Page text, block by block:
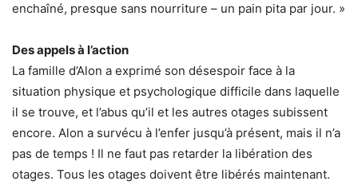
enchaîné, presque sans nourriture – un pain pita par jour. »
Des appels à l’action
La famille d’Alon a exprimé son désespoir face à la
situation physique et psychologique difficile dans laquelle
il se trouve, et l’abus qu’il et les autres otages subissent
encore. Alon a survécu à l’enfer jusqu’à présent, mais il n’a
pas de temps ! Il ne faut pas retarder la libération des
otages. Tous les otages doivent être libérés maintenant.